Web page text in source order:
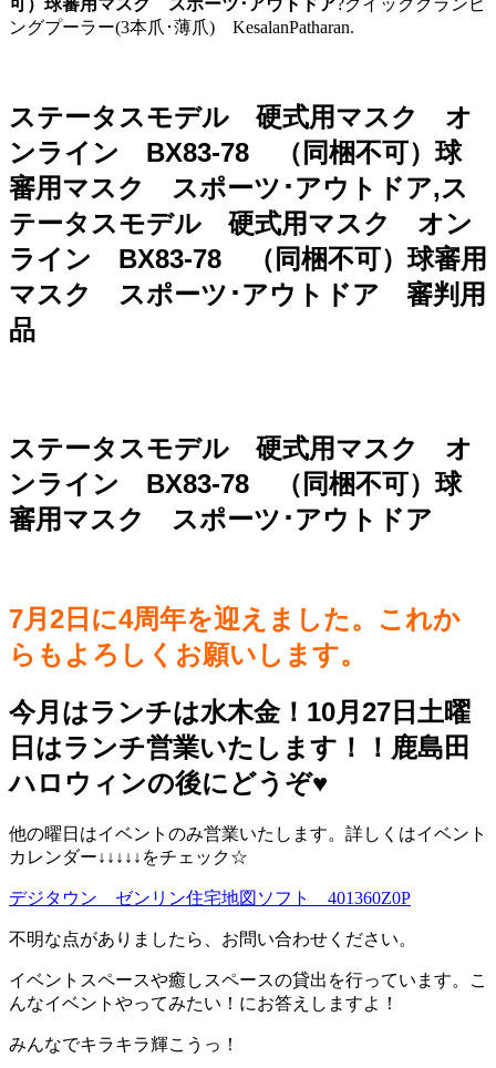
ングプーラー(3本爪･薄爪) KesalanPatharan.
ステータスモデル 硬式用マスク オ
ンライン BX83-78 （同梱不可）球
審用マスク スポーツ･アウトドア,ス
テータスモデル 硬式用マスク オン
ライン BX83-78 （同梱不可）球審用
マスク スポーツ･アウトドア 審判用
品
ステータスモデル 硬式用マスク オ
ンライン BX83-78 （同梱不可）球
審用マスク スポーツ･アウトドア
7月2日に4周年を迎えました。これか
らもよろしくお願いします。
今月はランチは水木金！10月27日土曜
日はランチ営業いたします！！鹿島田
ハロウィンの後にどうぞ♥️
他の曜日はイベントのみ営業いたします。詳しくはイベント
カレンダー↓↓↓↓↓をチェック☆
デジタウン ゼンリン住宅地図ソフト 401360Z0P
不明な点がありましたら、お問い合わせください。
イベントスペースや癒しスペースの貸出を行っています。こ
んなイベントやってみたい！にお答えしますよ！
みんなでキラキラ輝こうっ！